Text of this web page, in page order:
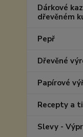
Dárkové
dřevěném
Pepř
Dřevěné
Papírové
Recepty a
Slevy -